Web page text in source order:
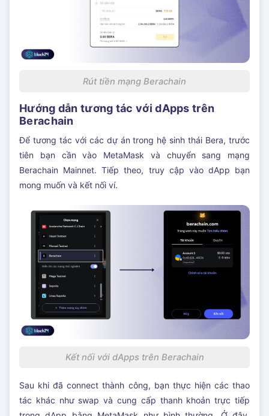
Rút tiền mạng Berachain
Hướng dẫn tương tác với dApps trên
Berachain
Để tương tác với các dự án trong hệ sinh thái Bera, trước
tiên bạn cần vào MetaMask và chuyển sang mạng
Berachain Mainnet. Tiếp theo, truy cập vào dApp bạn
mong muốn và kết nối ví.
Kết nối với dApps trên Berachain
Sau khi đã connect thành công, bạn thực hiện các thao
tác khác như swap và cung cấp thanh khoản trực tiếp